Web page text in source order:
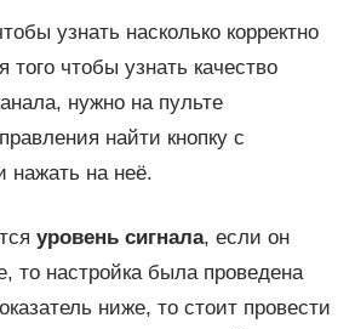
узнать насколько корректно
чтобы узнать качество
нужно на пульте
найти кнопку с
нажать на неё.
уровень сигнала, если он
то настройка была проведена
ниже, то стоит провести